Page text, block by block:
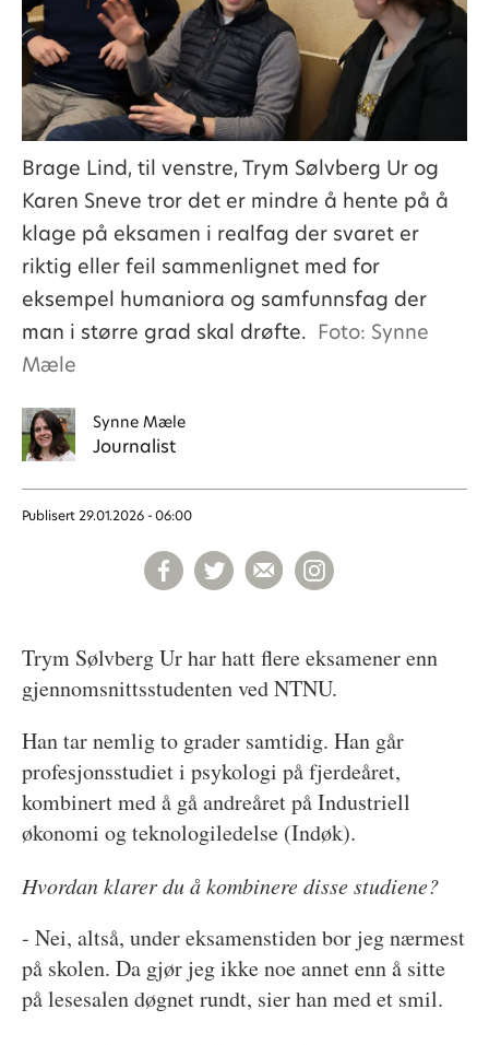
Brage Lind, til venstre, Trym Sølvberg Ur og
Karen Sneve tror det er mindre å hente på å
klage på eksamen i realfag der svaret er
riktig eller feil sammenlignet med for
eksempel humaniora og samfunnsfag der
man i større grad skal drøfte. Foto: Synne
Mæle
Synne Mæle
Journalist
Publisert 29.01.2026 - 06:00
Trym Sølvberg Ur har hatt flere eksamener enn
gjennomsnittsstudenten ved NTNU.
Han tar nemlig to grader samtidig. Han går
profesjonsstudiet i psykologi på fjerdeåret,
kombinert med å gå andreåret på Industriell
økonomi og teknologiledelse (Indøk).
Hvordan klarer du å kombinere disse studiene?
- Nei, altså, under eksamenstiden bor jeg nærmest
på skolen. Da gjør jeg ikke noe annet enn å sitte
på lesesalen døgnet rundt, sier han med et smil.